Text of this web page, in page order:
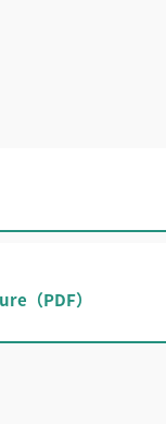
（PDF）